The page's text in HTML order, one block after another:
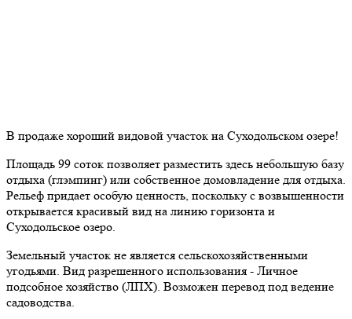
В продаже хороший видовой участок на Суходольском озере!
Площадь 99 соток позволяет разместить здесь небольшую базу
отдыха (глэмпинг) или собственное домовладение для отдыха.
Рельеф придает особую ценность, поскольку с возвышенности
открывается красивый вид на линию горизонта и
Суходольское озеро.
Земельный участок нe является сельскохозяйственными
угодьями. Вид разрешенного использования - Личное
подсобное хозяйство (ЛПХ). Возможен перевод под ведение
садоводства.